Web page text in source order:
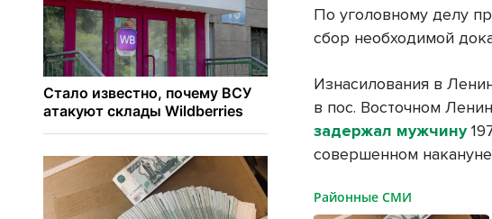
По уголовному делу
сбор необходимой
Изнасилования в
в пос. Восточном
задержал мужчину
совершенном
Районные СМИ